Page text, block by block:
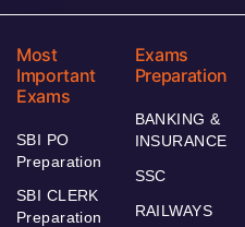
Most
Important
Exams
SBI PO
Preparation
SBI CLERK
Preparation
Exams
Preparation
BANKING &
INSURANCE
SSC
RAILWAYS